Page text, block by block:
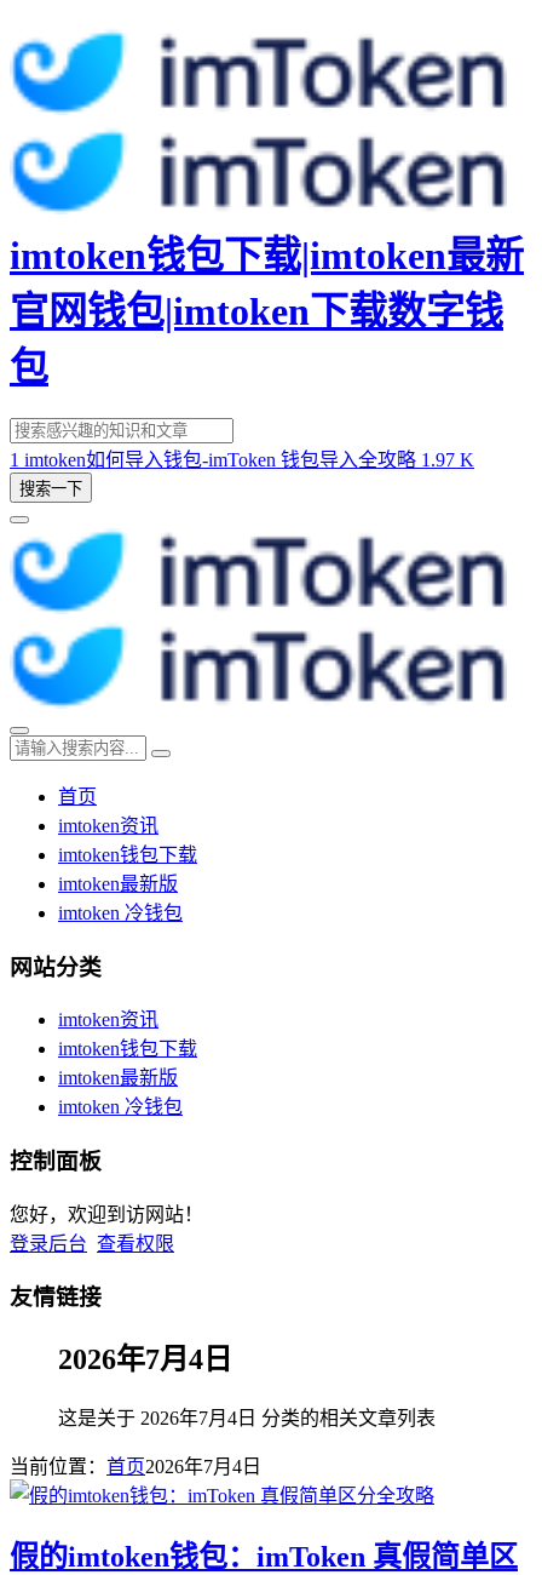
imtoken钱包下载|imtoken最新
官网钱包|imtoken下载数字钱
包
1 imtoken如何导入钱包-imToken 钱包导入全攻略 1.97 K
搜索一下
首页
imtoken资讯
imtoken钱包下载
imtoken最新版
imtoken 冷钱包
网站分类
imtoken资讯
imtoken钱包下载
imtoken最新版
imtoken 冷钱包
控制面板
您好，欢迎到访网站！
登录后台 查看权限
友情链接
2026年7月4日
这是关于 2026年7月4日 分类的相关文章列表
当前位置： 首页2026年7月4日
假的imtoken钱包：imToken 真假简单区